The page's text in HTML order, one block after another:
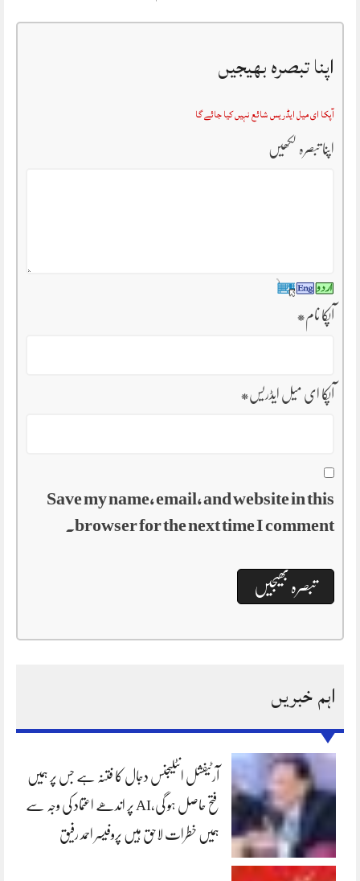
اپنا تبصرہ بھیجیں
آپکا ای میل ایڈریس شائع نہیں کیا جائے گا
اپنا تبصرہ لکھیں
آپکا نام*
آپکا ای میل ایڈریس*
Save my name, email, and website in this
browser for the next time I comment.
اہم خبریں
آرٹیفشل انٹلیجنس دجال کا فتنہ ہے جس پر ہمیں
فتح حاصل ہو گی،AI پر اندھے اعتماد کی وجہ سے
ہمیں خطرات لاحق ہیں پروفیسر احمد رفیق